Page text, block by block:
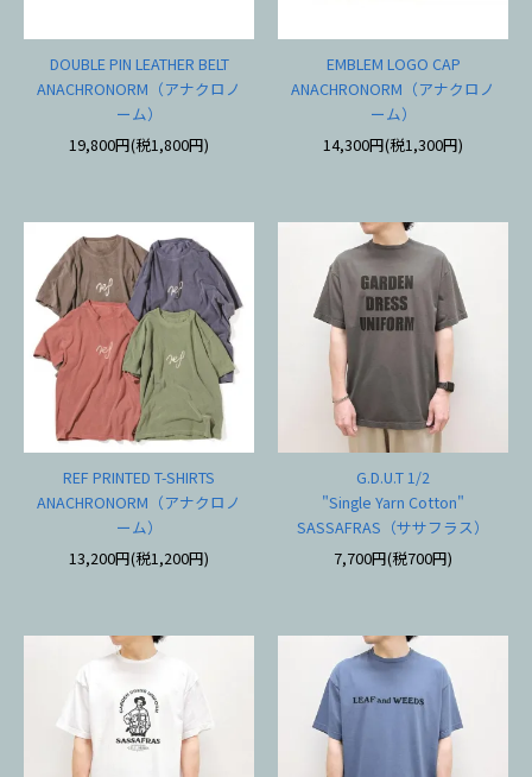
DOUBLE PIN LEATHER BELT
ANACHRONORM（アナクロノ
ーム）
19,800円(税1,800円)
EMBLEM LOGO CAP
ANACHRONORM（アナクロノ
ーム）
14,300円(税1,300円)
REF PRINTED T-SHIRTS
ANACHRONORM（アナクロノ
ーム）
13,200円(税1,200円)
G.D.U.T 1/2
"Single Yarn Cotton"
SASSAFRAS（ササフラス）
7,700円(税700円)